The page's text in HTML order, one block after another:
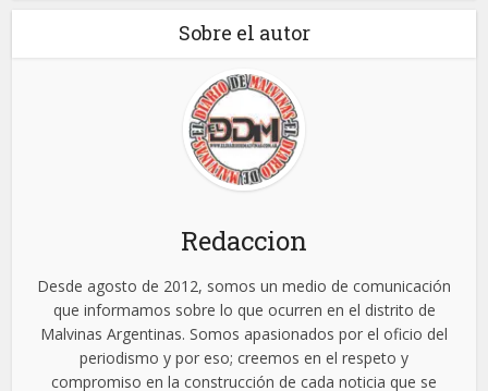
Sobre el autor
Redaccion
Desde agosto de 2012, somos un medio de comunicación
que informamos sobre lo que ocurren en el distrito de
Malvinas Argentinas. Somos apasionados por el oficio del
periodismo y por eso; creemos en el respeto y
compromiso en la construcción de cada noticia que se